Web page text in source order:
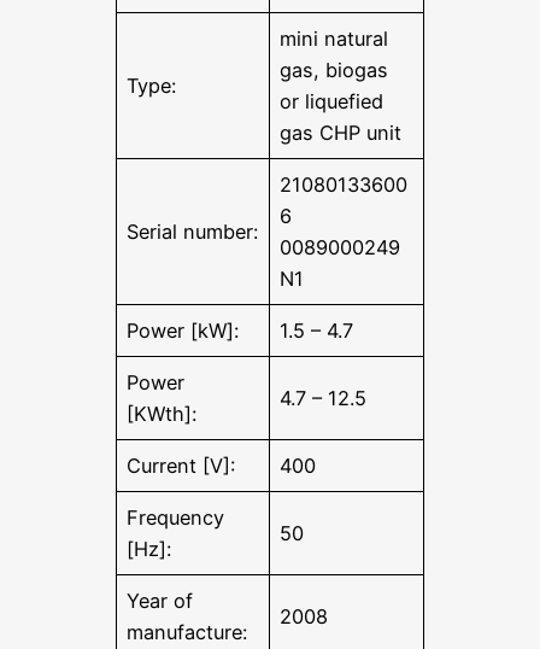
Type:
mini natural
gas, biogas
or liquefied
gas CHP unit
Serial number:
21080133600
6
0089000249
N1
Power [kW]: 1.5 – 4.7
Power
[KWth]:
4.7 – 12.5
Current [V]: 400
Frequency
[Hz]:
50
Year of
manufacture:
2008